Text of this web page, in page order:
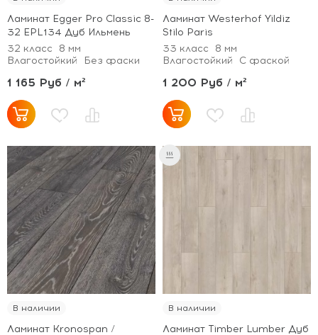
Ламинат Egger Pro Classic 8-
32 EPL134 Дуб Ильмень
32 класс
8 мм
Влагостойкий
Без фаски
1 165 Руб / м²
Ламинат Westerhof Yildiz
Stilo Paris
33 класс
8 мм
Влагостойкий
С фаской
1 200 Руб / м²
В наличии
Ламинат Kronospan /
В наличии
Ламинат Timber Lumber Дуб